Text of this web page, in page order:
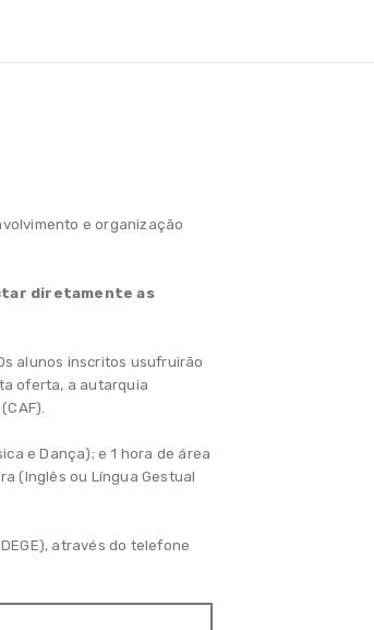
e organização
diretamente as
alunos inscritos usufruirão
oferta, a autarquia
e Dança); e 1 hora de área
(Inglês ou Língua Gestual
através do telefone